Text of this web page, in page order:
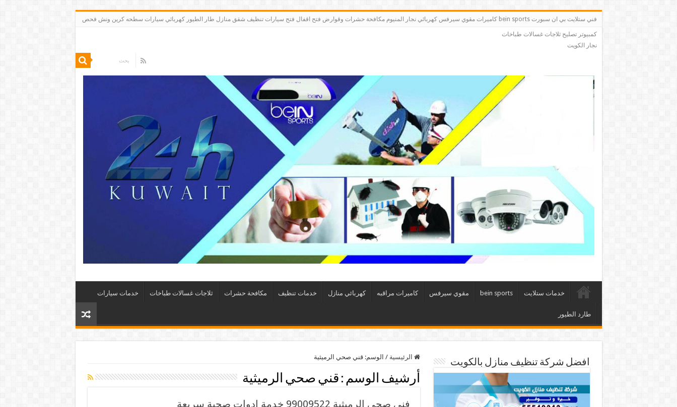
فني ستلايت بي ان سبورت bein sports كاميرات مقوي سيرفس كهربائي نجار المنيوم مكافحة حشرات وقوارض فتح اقفال فتح سيارات تنظيف شقق منازل طار الطيور كهربائي سيارات سطحه كرين ونش فحص
كمبيوتر تصليح ثلاجات غسالات طباخات
نجار الكويت
خدمات ستلايت bein sports مقوي سيرفس كاميرات مراقبه كهربائي منازل خدمات تنظيف مكافحة حشرات ثلاجات غسالات طباخات خدمات سيارات
طارد الطيور
الرئيسية / الوسم:قني صحي الرميثية
أرشيف الوسم : قني صحي الرميثية
فني صحي الرميثية 99009522 خدمة ادوات صحية سريعة
افضل شركة تنظيف منازل بالكويت